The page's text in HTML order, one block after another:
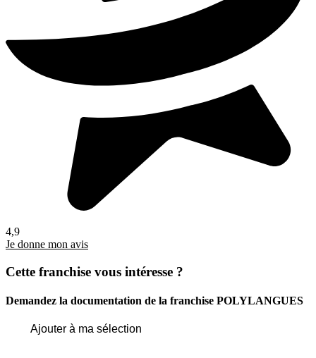
4,9
Je donne mon avis
Cette franchise vous intéresse ?
Demandez la documentation de la franchise POLYLANGUES
Ajouter à ma sélection